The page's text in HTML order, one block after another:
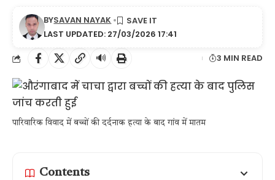
LAST UPDATED: 27/03/2026 17:41
BYSAVAN NAYAK
🔊 3 MIN READ
पारिवारिक विवाद में बच्चों की दर्दनाक हत्या के बाद गांव में मातम
Contents